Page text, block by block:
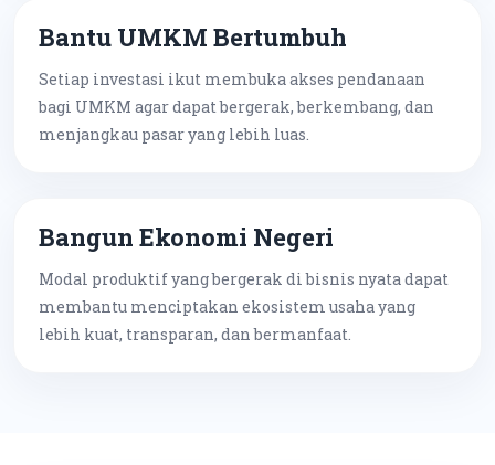
Bantu UMKM Bertumbuh
Setiap investasi ikut membuka akses pendanaan
bagi UMKM agar dapat bergerak, berkembang, dan
menjangkau pasar yang lebih luas.
Bangun Ekonomi Negeri
Modal produktif yang bergerak di bisnis nyata dapat
membantu menciptakan ekosistem usaha yang
lebih kuat, transparan, dan bermanfaat.